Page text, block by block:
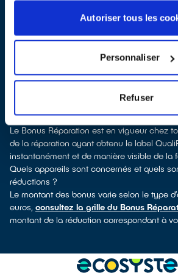
Autoriser tous les
Personnaliser
Refuser
Pour trouver un réparateur
Forêt, vous pouvez consulter notre
réparateur, vous verrez pour quels types
professionnel a obtenu le label.
électroménager, télévision, informatique,
à chaque famille d’équipements son
Comment bénéficier du Bonus Réparation
Forêt ?
Le Bonus Réparation est en vigueur chez
de la réparation ayant obtenu le label
instantanément et de manière visible de la
Quels appareils sont concernés et quels
réductions ?
Le montant des bonus varie selon le type
euros, consultez la grille du Bonus
montant de la réduction correspondant à